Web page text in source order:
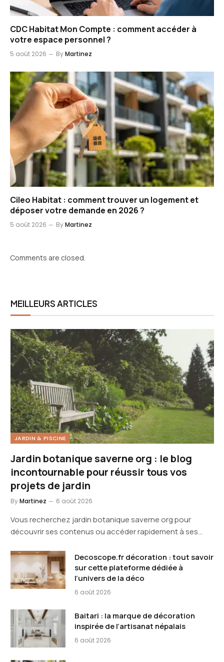
CDC Habitat Mon Compte : comment accéder à
votre espace personnel ?
5 août 2026 ByMartinez
Cileo Habitat : comment trouver un logement et
déposer votre demande en 2026 ?
5 août 2026 ByMartinez
Comments are closed.
MEILLEURS ARTICLES
JARDIN & PISCINE
Jardin botanique saverne org : le blog
incontournable pour réussir tous vos
projets de jardin
ByMartinez 6 août 2026
Vous recherchez jardin botanique saverne org pour
découvrir ses contenus ou accéder rapidement à ses…
Decoscope.fr décoration : tout savoir
sur cette plateforme dédiée à
l’univers de la déco
6 août 2026
Baitari : la marque de décoration
inspirée de l’artisanat népalais
6 août 2026